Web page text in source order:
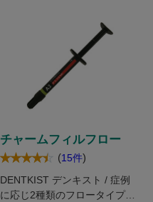
チャームフィルフロー
(15件)
DENTKIST デンキスト / 症例
に応じ2種類のフロータイプか